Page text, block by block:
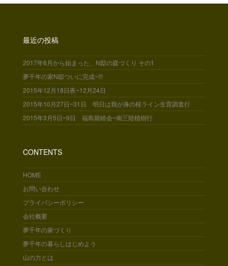
最近の投稿
2017年6月から始まった、N邸の庭づくり その1
夢千年の家N邸ついに完成~!!!
2015年12月18日夜~12月24日
2015年10月27日~31日 明日は我が身の桜ライン生育調査行
2015年3月5日~9日 福島親睦会~南三陸植樹行
CONTENTS
HOME
お問い合わせ
プライバシーポリシー
会社概要
夢千年の家づくり
夢千年の暮らしはじめよう
山の力とは